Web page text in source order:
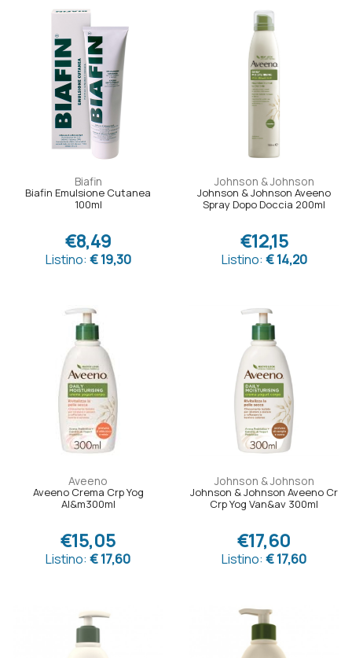
Biafin
Biafin Emulsione Cutanea
100ml
€8,49
Listino: € 19,30
Johnson & Johnson
Johnson & Johnson Aveeno
Spray Dopo Doccia 200ml
€12,15
Listino: € 14,20
Aveeno
Aveeno Crema Crp Yog
Al&m300ml
€15,05
Listino: € 17,60
Johnson & Johnson
Johnson & Johnson Aveeno Cr
Crp Yog Van&av 300ml
€17,60
Listino: € 17,60